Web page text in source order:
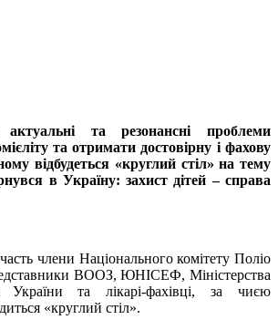
та резонансні проблеми
та отримати достовірну і фахову
відбудеться «круглий стіл» на тему
в Україну: захист дітей – справа
члени Національного комітету Поліо
ВООЗ, ЮНІСЕФ, Міністерства
України та лікарі-фахівці, за чиєю
«круглий стіл».